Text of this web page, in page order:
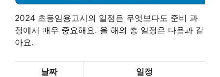
2024 초등임용고시의 일정은 무엇보다도 준비 과
정에서 매우 중요해요. 올 해의 총 일정은 다음과 같
아요.
날짜 일정